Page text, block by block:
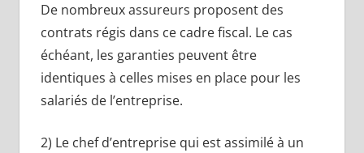
De nombreux assureurs proposent des
contrats régis dans ce cadre fiscal. Le cas
échéant, les garanties peuvent être
identiques à celles mises en place pour les
salariés de l’entreprise.
2) Le chef d’entreprise qui est assimilé à un